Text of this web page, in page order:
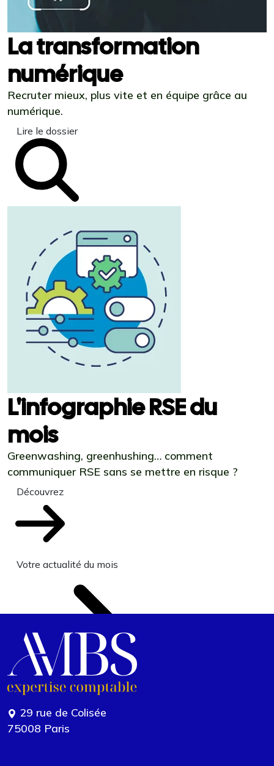
La transformation
numérique
Recruter mieux, plus vite et en équipe grâce au
numérique.
Lire le dossier
L'infographie RSE du
mois
Greenwashing, greenhushing… comment
communiquer RSE sans se mettre en risque ?
Découvrez
Votre actualité du mois
29 rue de Colisée
75008 Paris